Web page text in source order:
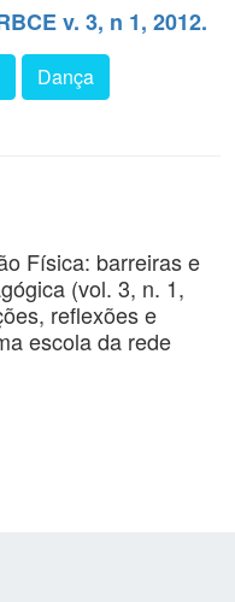
v. 3, n 1, 2012.
Dança
Física: barreiras e
(vol. 3, n. 1,
reflexões e
escola da rede